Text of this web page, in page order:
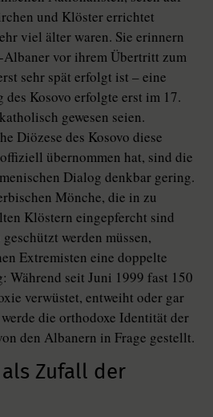
und Klöster errichtet
viel älter waren. Sie erinnern
Albaner vor ihrem Übertritt zum
sehr spät erfolgt ist – eine
Kosovo erfolgte erst im 17.
gewesen seien.
Diözese des Kosovo diese
übernommen hat, sind die
Dialog denkbar gering.
Mönche, die in zu
Klöstern eingepfercht sind
werden müssen,
Extremisten eine doppelte
Während seit Juni 1999 fast 150
verwüstet, entweiht oder gar
die orthodoxe Identität der
den Albanern in Frage gestellt.
Zufall der